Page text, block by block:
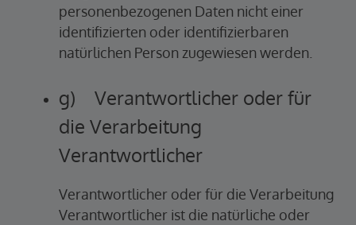
personenbezogenen Daten nicht einer
identifizierten oder identifizierbaren
natürlichen Person zugewiesen werden.
g) Verantwortlicher oder für
die Verarbeitung
Verantwortlicher
Verantwortlicher oder für die Verarbeitung
Verantwortlicher ist die natürliche oder